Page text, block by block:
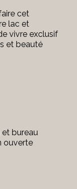
cet
lac et
vivre exclusif
et beauté
bureau
ouverte